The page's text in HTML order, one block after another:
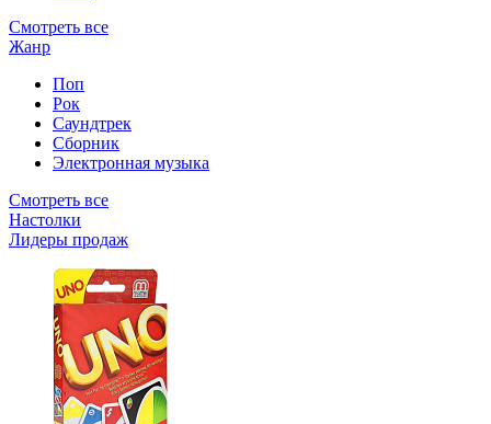
Смотреть все
Жанр
Поп
Рок
Саундтрек
Сборник
Электронная музыка
Смотреть все
Настолки
Лидеры продаж